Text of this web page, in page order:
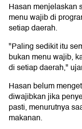
Hasan menjelaskan
menu wajib di
setiap daerah.
"Paling sedikit itu
bukan menu wajib,
di setiap daerah,"
Hasan belum
diwajibkan jika
pasti, menurutnya
makanan.